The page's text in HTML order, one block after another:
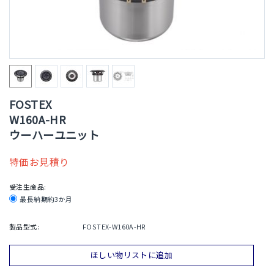
FOSTEX
W160A-HR
ウーハーユニット
特価お見積り
受注生産品:
最長納期約3か月
製品型式: FOSTEX-W160A-HR
ほしい物リストに追加